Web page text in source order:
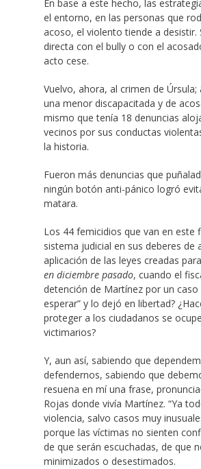
En base a este hecho, las
el entorno, en las personas que
acoso, el violento tiende a
directa con el bully o con el
acto cese.
Vuelvo, ahora, al crimen de
una menor discapacitada y de
mismo que tenía 18 denuncias
vecinos por sus conductas
la historia.
Fueron más denuncias que
ningún botón anti-pánico logró
matara.
Los 44 femicidios que van en este
sistema judicial en sus deberes
aplicación de las leyes creadas
en diciembre pasado, cuando el
detención de Martínez por un
esperar” y lo dejó en libertad?
proteger a los ciudadanos se
victimarios?
Y, aun así, sabiendo que
defendernos, sabiendo que
resuena en mí una frase,
Rojas donde vivía Martínez. “Ya
violencia, salvo casos muy
porque las víctimas no sienten
de que serán escuchadas, de que
minimizados o desestimados.